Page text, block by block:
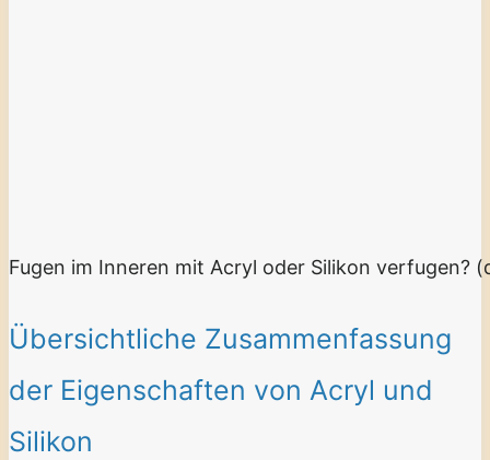
Fugen im Inneren mit Acryl oder Silikon verfugen?
Übersichtliche Zusammenfassung
der Eigenschaften von Acryl und
Silikon